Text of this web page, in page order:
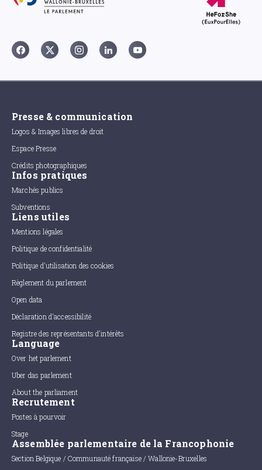
Presse & communication
Logos & Images libres de droit
Espace Presse
Crédits photographiques
Infos pratiques
Marchés publics
Subventions
Liens utiles
Mentions légales
Politique de confidentialité
Politique d'utilisation des cookies
Règlement du parlement
Open data
Déclaration d'accessibilité
Registre des représentants d'intérêts
Language
Over het parlement
Uber das parlement
About the parliament
Recrutement
Postes à pourvoir
Stage
Assemblée parlementaire de la Francophonie
Section Belgique / Communauté française / Wallonie-Bruxelles